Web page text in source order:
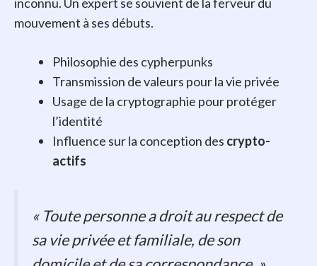
mouvement à ses débuts.
Philosophie des cypherpunks
Transmission de valeurs pour la vie privée
Usage de la cryptographie pour protéger
l’identité
Influence sur la conception des crypto-
actifs
« Toute personne a droit au respect de
sa vie privée et familiale, de son